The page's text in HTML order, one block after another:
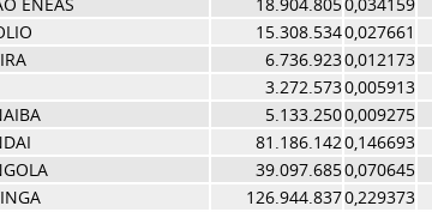
15.308.5340,027661
6.736.9230,012173
3.272.5730,005913
5.133.2500,009275
81.186.1420,146693
39.097.6850,070645
126.944.8370,229373